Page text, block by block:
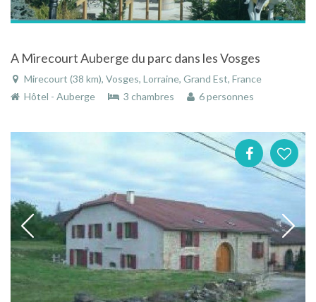
A Mirecourt Auberge du parc dans les Vosges
Mirecourt (38 km), Vosges, Lorraine, Grand Est, France
Hôtel - Auberge
3 chambres 6 personnes